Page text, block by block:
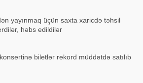
yayınmaq üçün saxta xaricdə təhsil
həbs edildilər
biletlər rekord müddətdə satılıb